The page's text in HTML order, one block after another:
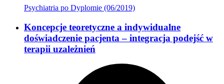
Psychiatria po Dyplomie (06/2019)
Koncepcje teoretyczne a indywidualne
doświadczenie pacjenta – integracja podejść w
terapii uzależnień